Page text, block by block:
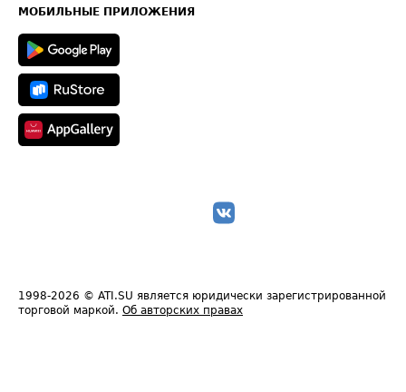
Техническая информация
МОБИЛЬНЫЕ ПРИЛОЖЕНИЯ
1998-2026 © ATI.SU является юридически зарегистрированной
торговой маркой. Об авторских правах